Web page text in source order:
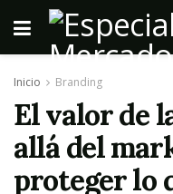
Inicio Branding
El valor de
allá del
proteger lo